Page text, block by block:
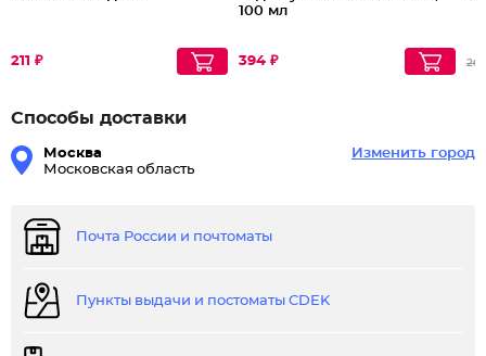
211 ₽
100 мл
394 ₽
Способы доставки
Москва
Московская область
Изменить город
Почта России и почтоматы
Пункты выдачи и постоматы CDEK